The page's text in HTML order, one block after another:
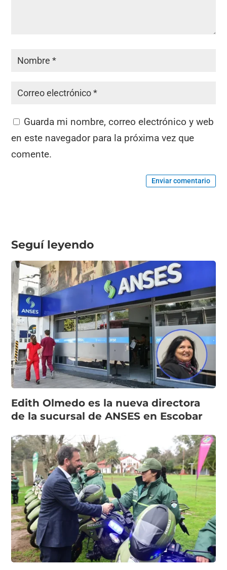
Guarda mi nombre, correo electrónico y web
en este navegador para la próxima vez que
comente.
Enviar comentario
Seguí leyendo
Edith Olmedo es la nueva directora
de la sucursal de ANSES en Escobar